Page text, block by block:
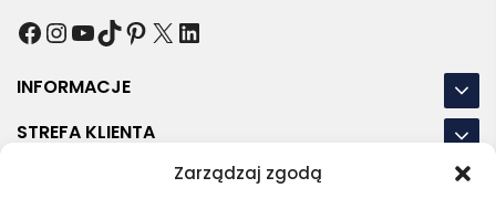
Zarządzaj zgodą
Facebook
Instagram
YouTube
TikTok
Pinterest
X LinkedIn
INFORMACJE
STREFA KLIENTA
NASZE LOKALIZACJE